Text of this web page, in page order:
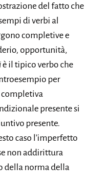
del fatto che
di verbi al
completive e
opportunità,
è il tipico verbo che
per
presente si
presente.
caso l’imperfetto
non addirittura
della norma della